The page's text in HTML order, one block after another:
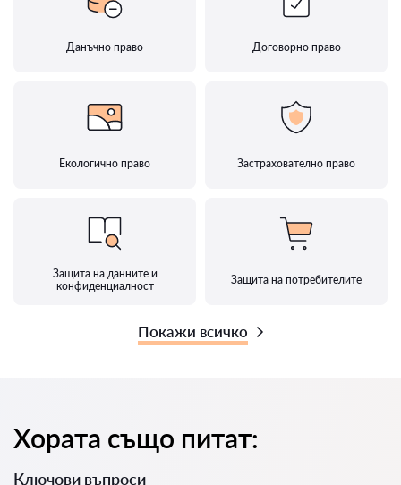
Данъчно право Договорно право
Екологично право Застрахователно право
Защита на данните и
конфиденциалност
Защита на потребителите
Покажи всичко
Хората също питат:
Ключови въпроси